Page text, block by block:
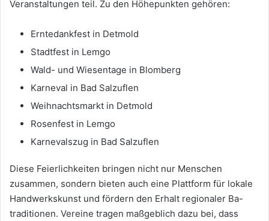
Veranstaltungen teil. Zu den Höhepunkten gehören:
Erntedankfest in Detmold
Stadtfest in Lemgo
Wald- und Wiesentage in Blomberg
Karneval in Bad Salzuflen
Weihnachtsmarkt in Detmold
Rosenfest in Lemgo
Karnevalszug in Bad Salzuflen
Diese Feierlichkeiten bringen nicht nur Menschen
zusammen, sondern bieten auch eine Plattform für lokale
Handwerkskunst und fördern den Erhalt regionaler Ba-
traditionen. Vereine tragen maßgeblich dazu bei, dass